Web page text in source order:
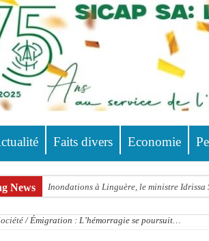
Faits divers Economie
News Inondations à Linguère, le ministre Idrissa
/ Émigration : L’hémorragie se poursuit…